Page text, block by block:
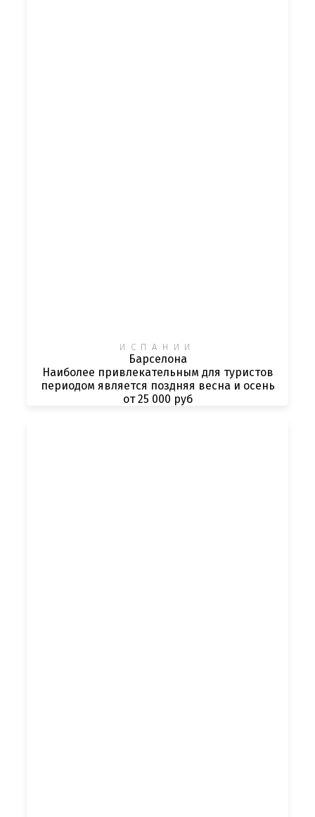
ИСПАНИИ
Барселона
Наиболее привлекательным для туристов
периодом является поздняя весна и осень
от 25 000 руб